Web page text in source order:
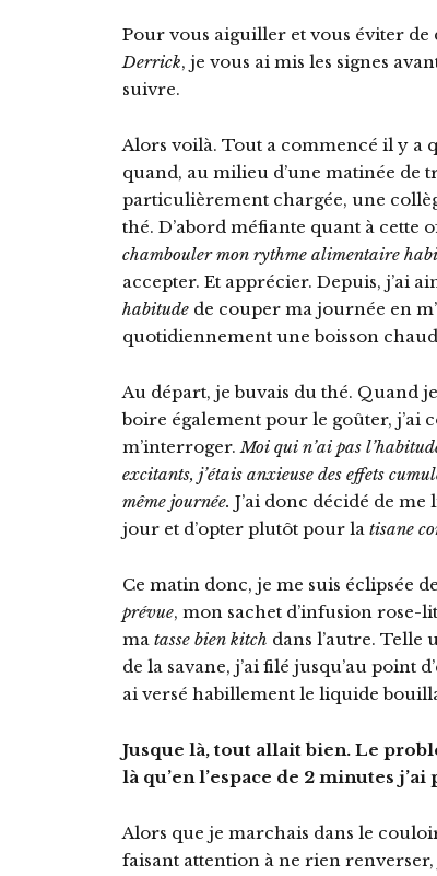
Pour vous aiguiller et vous éviter
Derrick, je vous ai mis les signes
suivre.
Alors voilà. Tout a commencé il y a
quand, au milieu d’une matinée de
particulièrement chargée, une
thé. D’abord méfiante quant à cette
chambouler mon rythme alimentaire
accepter. Et apprécier. Depuis, j’ai
habitude de couper ma journée en
quotidiennement une boisson
Au départ, je buvais du thé. Quand
boire également pour le goûter, j’ai
m’interroger.Moi qui n’ai pas
excitants, j’étais anxieuse des effets
même journée. J’ai donc décidé de
jour et d’opter plutôt pour la tisane
Ce matin donc, je me suis éclipsée
prévue, mon sachet d’infusion rose-
ma tasse bien kitch dans l’autre. Telle
de la savane, j’ai filé jusqu’au point
ai versé habillement le liquide
Jusque là, tout allait bien. Le
là qu’en l’espace de 2 minutes
Alors que je marchais dans le
faisant attention à ne rien renverser,